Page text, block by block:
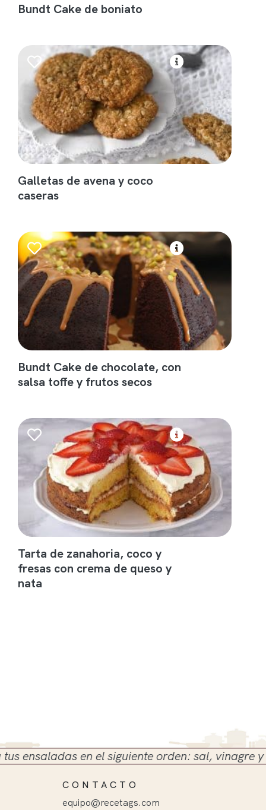
Bundt Cake de boniato
Galletas de avena y coco
caseras
Bundt Cake de chocolate, con
salsa toffe y frutos secos
Tarta de zanahoria, coco y
fresas con crema de queso y
nata
en el siguiente orden: sal, vinagre y
CONTACTO
equipo@recetags.com